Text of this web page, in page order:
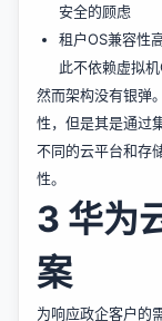
安全的顾虑
租户OS兼容性
此不依赖虚拟
然而架构没有银弹
性，但是其是通过
不同的云平台和存
性。
3 华为
案
为响应政企客户的